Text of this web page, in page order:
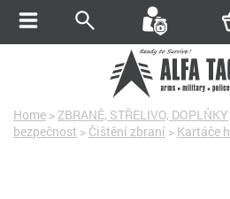
Home > ZBRANĚ, STŘELIVO, DOPLŇKY
bezpečnost > Čištění zbraní > Kartáče